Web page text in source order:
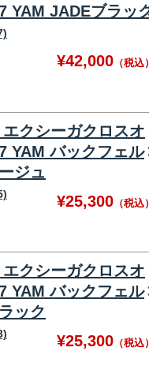
YAM JADEブラッ
¥42,000 （税込
クシーガクロスオ
YAM バックフェル
ジュ
¥25,300 （税込
クシーガクロスオ
YAM バックフェル
ック
¥25,300 （税込